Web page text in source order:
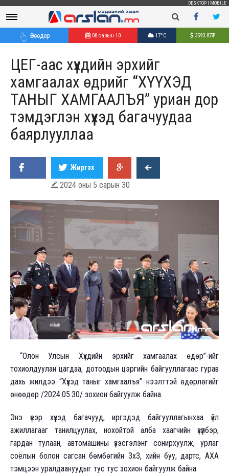
DESKTOP MOBILE
Өнөөдөр 08 сарын 10 17°C 3593.87₮
ЦЕГ-аас хүүхдийн эрхийг
хамгаалах өдрийг “ХҮҮХЭД
ТАНЫГ ХАМГААЛЪЯ” уриан дор
тэмдэглэн хүүхэд багачуудаа
баярлууллаа
Жиргэх
 2024 оны 5 сарын 30
“Олон Улсын Хүүхдийн эрхийг хамгаалах өдөр”-ийг
тохиолдуулан цагдаа, дотоодын цэргийн байгууллагаас гурав
дахь жилдээ “Хүүхэд таныг хамгаалъя” нээлттэй өдөрлөгийг
өнөөдөр /2024.05.30/ зохион байгуулж байна.
Энэ үеэр хүүхэд багачууд, иргэдэд байгууллагынхаа үйл
ажиллагааг танилцуулах, нохойтой алба хаагчийн үзүүлбэр,
гардан тулаан, автомашины үзэсгэлэнг сонирхуулж, урлаг
соёлын болон сагсан бөмбөгийн 3x3, хийн буу, дартс, АХА
тэмцээн уралдаануудыг тус тус зохион байгуулж байна.